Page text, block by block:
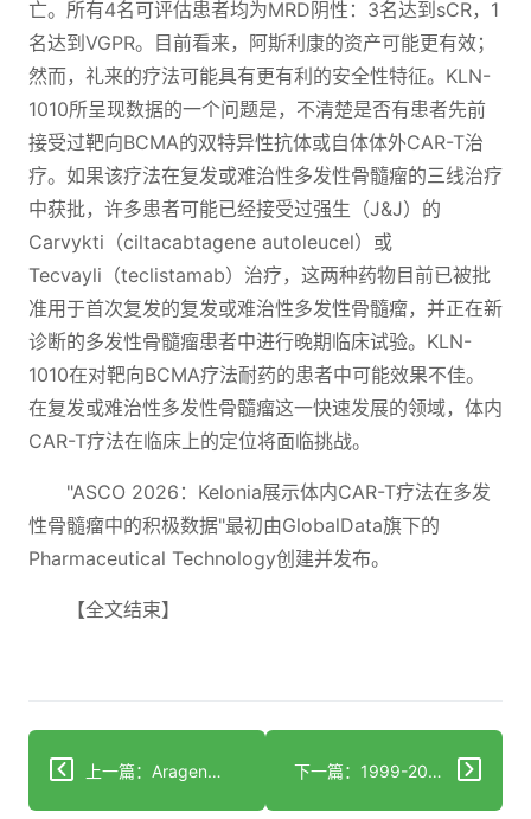
亡。所有4名可评估患者均为MRD阴性：3名达到sCR，1
名达到VGPR。目前看来，阿斯利康的资产可能更有效；
然而，礼来的疗法可能具有更有利的安全性特征。KLN-
1010所呈现数据的一个问题是，不清楚是否有患者先前
接受过靶向BCMA的双特异性抗体或自体体外CAR-T治
疗。如果该疗法在复发或难治性多发性骨髓瘤的三线治疗
中获批，许多患者可能已经接受过强生（J&J）的
Carvykti（ciltacabtagene autoleucel）或
Tecvayli（teclistamab）治疗，这两种药物目前已被批
准用于首次复发的复发或难治性多发性骨髓瘤，并正在新
诊断的多发性骨髓瘤患者中进行晚期临床试验。KLN-
1010在对靶向BCMA疗法耐药的患者中可能效果不佳。
在复发或难治性多发性骨髓瘤这一快速发展的领域，体内
CAR-T疗法在临床上的定位将面临挑战。
"ASCO 2026：Kelonia展示体内CAR-T疗法在多发
性骨髓瘤中的积极数据"最初由GlobalData旗下的
Pharmaceutical Technology创建并发布。
【全文结束】
上一篇：Aragen与Renaissance合作生产罕见病疗法 下一篇：1999-2020年美国支气管和肺癌恶性肿瘤死者中心血管和脑血管死亡率的时间趋势